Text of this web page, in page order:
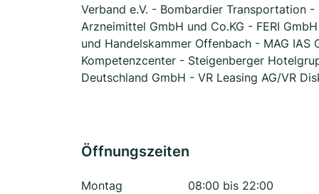
Verband e.V. - Bombardier Transportation
Arzneimittel GmbH und Co.KG - FERI
und Handelskammer Offenbach - MAG IAS
Kompetenzcenter - Steigenberger
Deutschland GmbH - VR Leasing AG/VR
Öffnungszeiten
Montag 08:00 bis 22:00